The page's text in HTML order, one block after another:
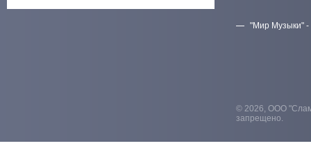
"Мир Музыки" -
© 2026, ООО
запрещено.